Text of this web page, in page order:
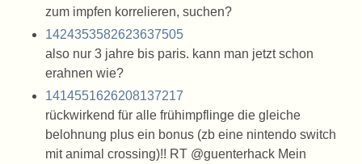
zum impfen korrelieren, suchen?
1424353582623637505
also nur 3 jahre bis paris. kann man jetzt schon
erahnen wie?
1414551626208137217
rückwirkend für alle frühimpflinge die gleiche
belohnung plus ein bonus (zb eine nintendo switch
mit animal crossing)!! RT @guenterhack Mein